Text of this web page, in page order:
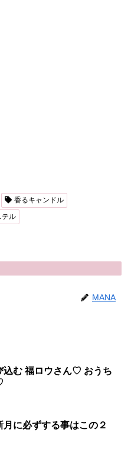
香るキャンドル
テル
MANA
込む 福ロウさん♡ おうち
月に必ずする事はこの２